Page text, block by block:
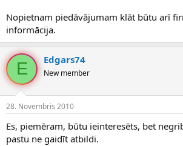
Nopietnam piedāvājumam klāt būtu arī
informācija.
E Edgars74
New member
28. Novembris 2010
Es, piemēram, būtu ieinteresēts, bet
pastu ne gaidīt atbildi.